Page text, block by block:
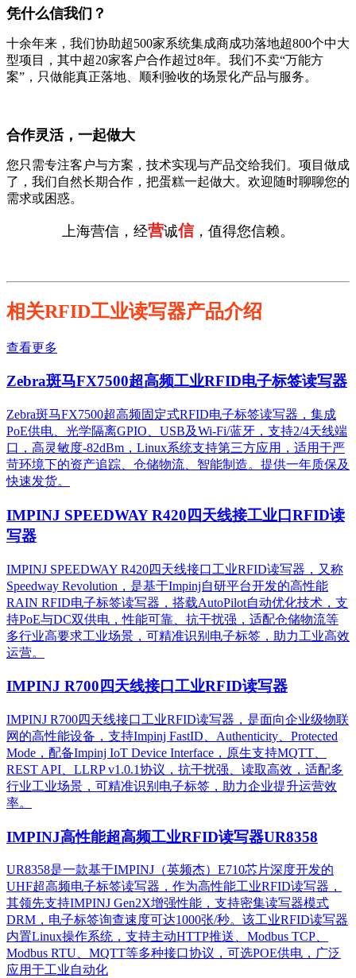
凭什么信我们？
十余年来，我们协助超500家系统集成商成功落地超800个中大
型项目，其中超20家客户合作超过8年。我们不卖“万能方
案”，只做能真正落地、顺利验收的场景化产品与服务。
合作灵活，一起做大
您只需专注客户与方案，技术实现与产品交给我们。项目做成
了，我们自然长期合作，把蛋糕一起做大。欢迎随时聊聊您的
需求或困惑。
上海营信，经营诚信，值得您信赖。
相关RFID工业读写器产品介绍
查看更多
Zebra斑马FX7500超高频工业RFID电子标签读写器
Zebra斑马FX7500超高频固定式RFID电子标签读写器，集成
PoE供电、光学隔离GPIO、USB及Wi-Fi/蓝牙，支持2/4天线端
口，高灵敏度-82dBm，Linux系统支持第三方应用，适用于严
苛环境下的资产追踪、仓储物流、智能制造。提供一年质保及
快速发货。
IMPINJ SPEEDWAY R420四天线接工业口RFID读
写器
IMPINJ SPEEDWAY R420四天线接口工业RFID读写器，又称
Speedway Revolution，是基于Impinj自研平台开发的高性能
RAIN RFID电子标签读写器，搭载AutoPilot自动优化技术，支
持PoE与DC双供电，性能可靠、抗干扰强，适配仓储物流等
多行业高要求工业场景，可精准识别电子标签，助力工业高效
运营。​
IMPINJ R700四天线接口工业RFID读写器
IMPINJ R700四天线接口工业RFID读写器，是面向企业级物联
网的高性能设备，支持Impinj FastID、Authenticity、Protected
Mode，配备Impinj IoT Device Interface，原生支持MQTT、
REST API、LLRP v1.0.1协议，抗干扰强、读取高效，适配多
行业工业场景，可精准识别电子标签，助力企业提升运营效
率。
IMPINJ高性能超高频工业RFID读写器UR8358
UR8358是一款基于IMPINJ（英频杰）E710芯片深度开发的
UHF超高频电子标签读写器，作为高性能工业RFID读写器，
其领先支持IMPINJ Gen2X增强性能，支持密集读写器模式
DRM，电子标签询查速度可达1000张/秒。该工业RFID读写器
内置Linux操作系统，支持主动HTTP推送、Modbus TCP、
Modbus RTU、MQTT等多种接口协议，可选POE供电，广泛
应用于工业自动化